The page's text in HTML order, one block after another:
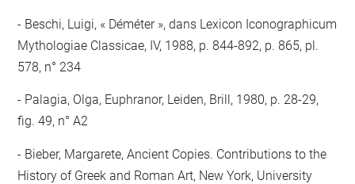
Beschi, Luigi, « Déméter », dans Lexicon Iconographicum
Mythologiae Classicae, IV, 1988, p. 844-892, p. 865, pl.
578, n° 234
Palagia, Olga, Euphranor, Leiden, Brill, 1980, p. 28-29,
fig. 49, n° A2
Bieber, Margarete, Ancient Copies. Contributions to the
History of Greek and Roman Art, New York, University